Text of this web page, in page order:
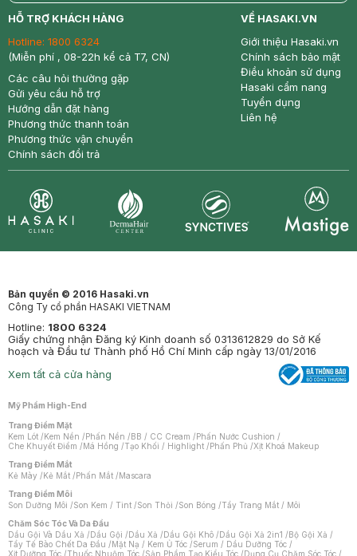
return nowfree price
HỖ TRỢ KHÁCH HÀNG
Hotline: 1800 6324
(Miễn phí , 08-22h kể cả T7, CN)
Các câu hỏi thường gặp
Gửi yêu cầu hỗ trợ
Hướng dẫn đặt hàng
Phương thức thanh toán
Phương thức vận chuyển
Chính sách đổi trả
VỀ HASAKI.VN
Giới thiệu Hasaki.vn
Chính sách bảo mật
Điều khoản sử dụng
Hasaki cẩm nang
Tuyển dụng
Liên hệ
Bản quyền © 2016 Hasaki.vn
Công Ty cổ phần HASAKI VIETNAM
Hotline: 1800 6324
Giấy chứng nhận Đăng ký Kinh doanh số 0313612829 do Sở Kế
hoạch và Đầu tư Thành phố Hồ Chí Minh cấp ngày 13/01/2016
Xem tất cả cửa hàng
Mỹ Phẩm High-End
Trang Điểm Mặt
Kem Lót /Kem Nền /Phấn Nền /BB / CC Cream /Phấn Nước Cushion /
Che Khuyết Điểm /Má Hồng /Tạo Khối / Highlight /Phấn Phủ /Xịt Khoá Makeup
Trang Điểm Mắt
Kẻ Mày /Kẻ Mắt /Phấn Mắt /Mascara
Trang Điểm Môi
Son Dưỡng Môi /Son Kem / Tint /Son Thỏi /Son Bóng /Tẩy Trang Mắt / Môi
Chăm Sóc Tóc Và Da Đầu
Dầu Gội Và Dầu Xả /Dầu Gội /Dầu Xả /Dầu Gội Khô /Dầu Gội Xả 2in1 /Bộ Gội Xả /
Tẩy Tế Bào Chết Da Đầu /Mặt Nạ / Kem Ủ Tóc /Serum / Dầu Dưỡng Tóc /
Xịt Dưỡng Tóc /Thuốc Nhuộm Tóc /Sản Phẩm Tạo Kiểu Tóc /Dụng Cụ Chăm Sóc Tóc /